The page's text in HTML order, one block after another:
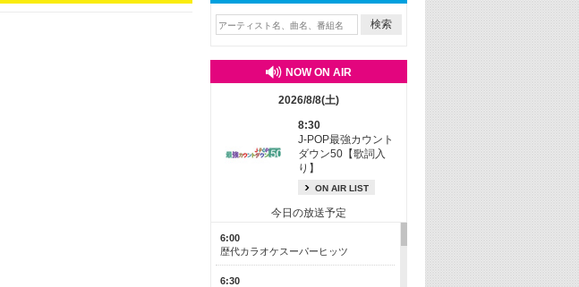
NOW ON AIR
2026/8/8(土)
8:30
J-POP最強カウント
ダウン50【歌詞入
り】
ON AIR LIST
今日の放送予定
6:00
歴代カラオケスーパーヒッツ
6:30